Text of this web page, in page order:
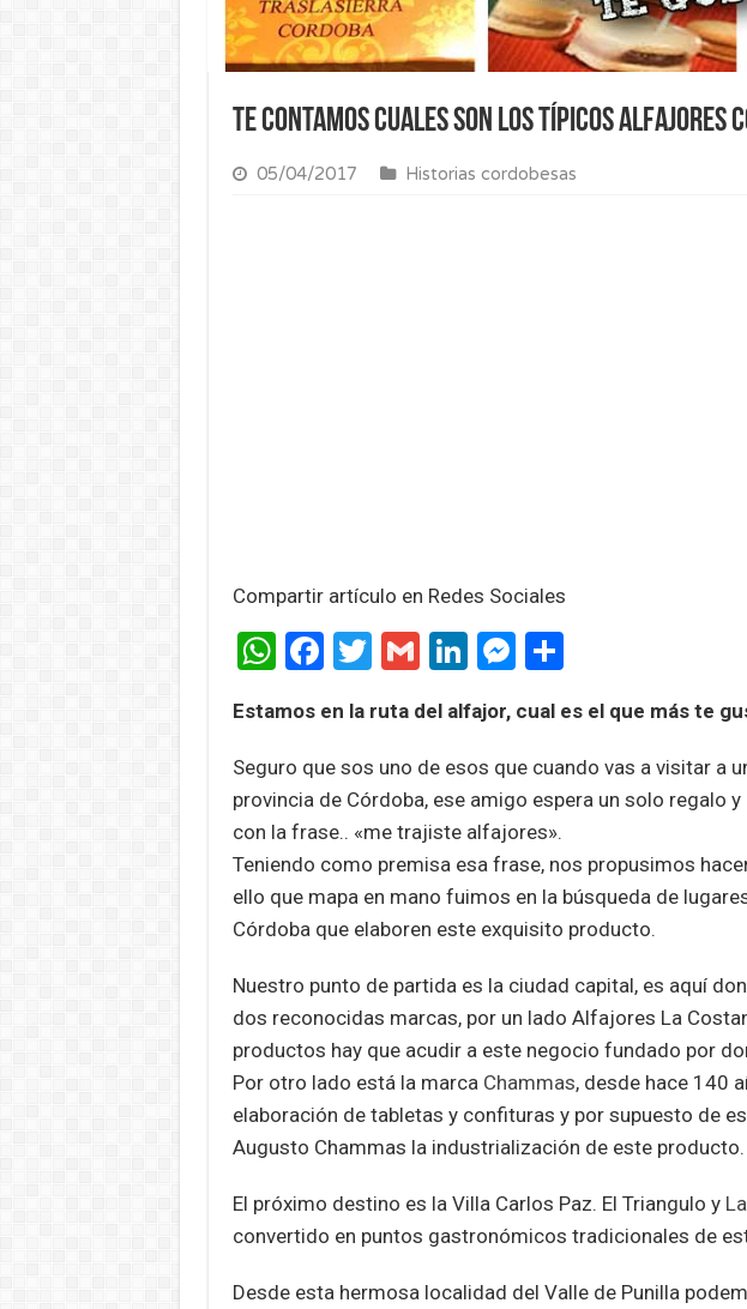
Te contamos cuales son los típicos alfajores
05/04/2017 Historias cordobesas
Compartir artículo en Redes Sociales
W
at
s
A
p
p
F
ce
b
o
o
k
T
tt
er
G
ail
Li
ke
dI
n
M
se
n
g
er
C
m
p
ar
Estamos en la ruta del alfajor, cual es el que más te
Seguro que sos uno de esos que cuando vas a visitar a
provincia de Córdoba, ese amigo espera un solo regalo
con la frase.. «me trajiste alfajores».
Teniendo como premisa esa frase, nos propusimos
ello que mapa en mano fuimos en la búsqueda de
Córdoba que elaboren este exquisito producto.
Nuestro punto de partida es la ciudad capital, es aquí
dos reconocidas marcas, por un lado Alfajores La
productos hay que acudir a este negocio fundado por
Por otro lado está la marca Chammas, desde hace 140
elaboración de tabletas y confituras y por supuesto de
Augusto Chammas la industrialización de este producto.
El próximo destino es la Villa Carlos Paz. El Triangulo y
convertido en puntos gastronómicos tradicionales de
Desde esta hermosa localidad del Valle de Punilla